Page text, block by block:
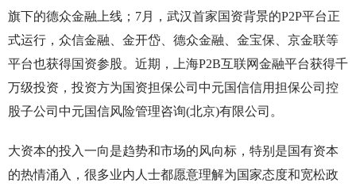
旗下的德众金融上线；7月，武汉首家国资背景的P2P平台正
式运行，众信金融、金开岱、德众金融、金宝保、京金联等
平台也获得国资参股。近期，上海P2B互联网金融平台获得千
万级投资，投资方为国资担保公司中元国信信用担保公司控
股子公司中元国信风险管理咨询(北京)有限公司。
大资本的投入一向是趋势和市场的风向标，特别是国有资本
的热情涌入，很多业内人士都愿意理解为国家态度和宽松政